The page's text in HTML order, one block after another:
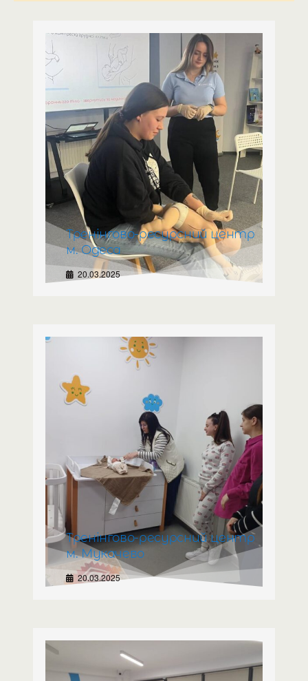
Тренінгово-ресурсний центр
м. Одеса
20.03.2025
Тренінгово-ресурсний центр
м. Мукачево
20.03.2025